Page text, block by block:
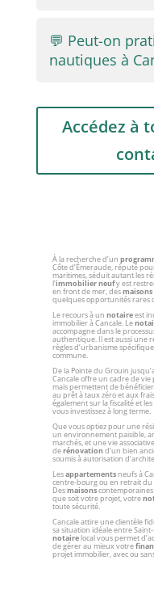
💬 Peut-on
nautiques à
Accédez à
À la recherche d’un
Côte d’Émeraude, réputé
maritimes, séduit autant les
l’immobilier neufy est
en front de mer, desmaisons
quelques opportunités rares
Le recours à un notaireest
immobilier à Cancale. Le
accompagne dans le
authentique. Il est aussi une
règles d’urbanisme
commune.
De la Pointe du Grouin
Cancale offre un cadre de vie
mais permettent de
au prêt à taux zéro et aux
également sur la fiscalité et
vous investissez à long terme.
Que vous optiez pour une
un environnement paisible,
marchés, et une vie
derénovationd’un bien
soumis à autorisation
Lesappartementsneufs à
centre-bourg ou en retrait du
Desmaisons
que soit votre projet, votre
toute sécurité.
Cancale attire une clientèle
sa situation idéale entre
notairelocal vous permet
de gérer au mieux votre
projet immobilier, avec ou